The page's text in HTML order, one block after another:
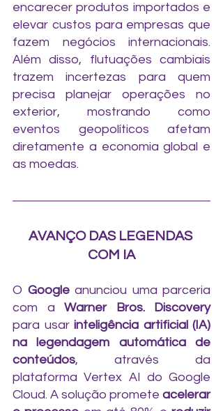
encarecer produtos importados e
elevar custos para empresas que
fazem negócios internacionais.
Além disso, flutuações cambiais
trazem incertezas para quem
precisa planejar operações no
exterior, mostrando como
eventos geopolíticos afetam
diretamente a economia global e
as moedas.
AVANÇO DAS LEGENDAS
COM IA
O Google anunciou uma parceria
com a Warner Bros. Discovery
para usar inteligência artificial (IA)
na legendagem automática de
conteúdos, através da
plataforma Vertex AI do Google
Cloud. A solução promete acelerar